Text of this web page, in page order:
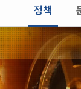
정책